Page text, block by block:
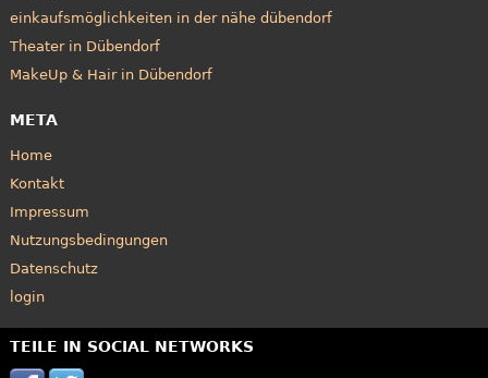
einkaufsmöglichkeiten in der nähe dübendorf
Theater in Dübendorf
MakeUp & Hair in Dübendorf
META
Home
Kontakt
Impressum
Nutzungsbedingungen
Datenschutz
login
TEILE IN SOCIAL NETWORKS